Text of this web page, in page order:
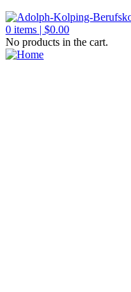
0 items | $0.00
No products in the cart.